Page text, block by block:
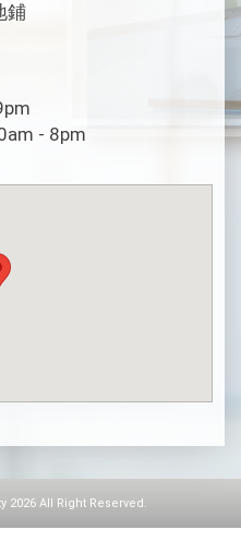
鋪
- 8pm
2026 All Right Reserved.